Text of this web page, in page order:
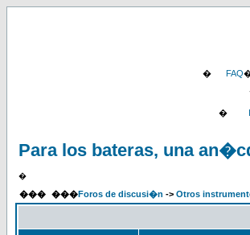
� FAQ
�
Para los bateras, una
�
��� ���Foros de discusi�n -> Otros